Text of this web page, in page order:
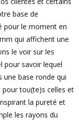
base de
pour le moment en
qui affichent une
le voir sur les
pour savoir lequel
une base ronde qui
pour tou(te)s celles et
la pureté et
les rayons du